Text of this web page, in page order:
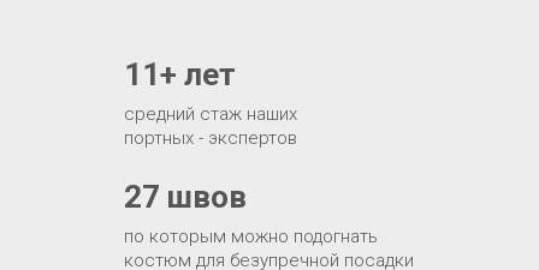
по которым можно подогнать
костюм для безупречной посадки
27 швов
средний стаж наших
портных - экспертов
11+ лет